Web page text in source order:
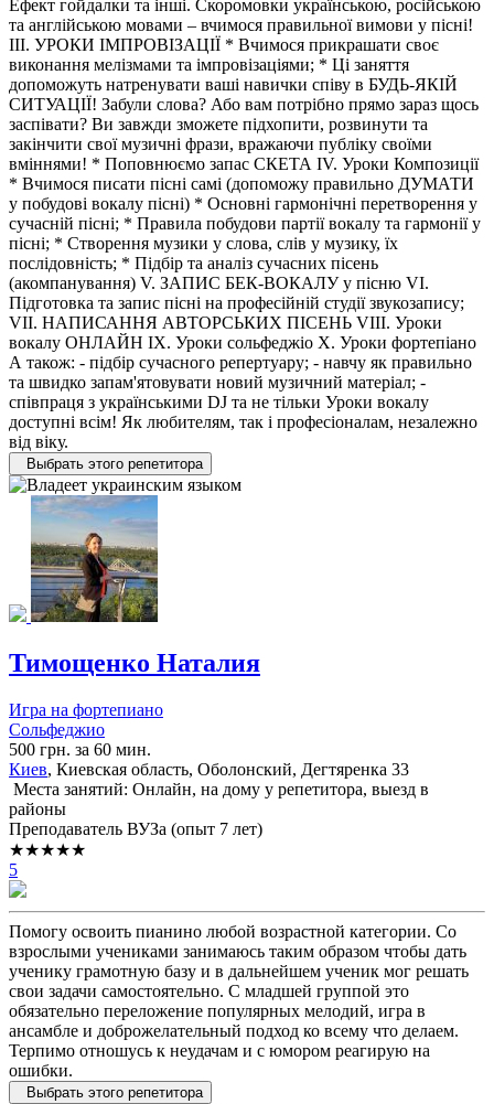
Ефект гойдалки та інші. Скоромовки українською, російською
та англійською мовами – вчимося правильної вимови у пісні!
ІІІ. УРОКИ ІМПРОВІЗАЦІЇ * Вчимося прикрашати своє
виконання мелізмами та імпровізаціями; * Ці заняття
допоможуть натренувати ваші навички співу в БУДЬ-ЯКІЙ
СИТУАЦІЇ! Забули слова? Або вам потрібно прямо зараз щось
заспівати? Ви завжди зможете підхопити, розвинути та
закінчити свої музичні фрази, вражаючи публіку своїми
вміннями! * Поповнюємо запас СКЕТА IV. Уроки Композиції
* Вчимося писати пісні самі (допоможу правильно ДУМАТИ
у побудові вокалу пісні) * Основні гармонічні перетворення у
сучасній пісні; * Правила побудови партії вокалу та гармонії у
пісні; * Створення музики у слова, слів у музику, їх
послідовність; * Підбір та аналіз сучасних пісень
(акомпанування) V. ЗАПИС БЕК-ВОКАЛУ у пісню VI.
Підготовка та запис пісні на професійній студії звукозапису;
VII. НАПИСАННЯ АВТОРСЬКИХ ПІСЕНЬ VIII. Уроки
вокалу ОНЛАЙН IX. Уроки сольфеджіо X. Уроки фортепіано
А також: - підбір сучасного репертуару; - навчу як правильно
та швидко запам'ятовувати новий музичний матеріал; -
співпраця з українськими DJ та не тільки Уроки вокалу
доступні всім! Як любителям, так і професіоналам, незалежно
від віку.
Выбрать этого репетитора
Тимощенко Наталия
Игра на фортепиано
Сольфеджио
500 грн. за 60 мин.
Киев, Киевская область, Оболонский, Дегтяренка 33
Места занятий: Онлайн, на дому у репетитора, выезд в
районы
Преподаватель ВУЗа (опыт 7 лет)
★★★★★
5
Помогу освоить пианино любой возрастной категории. Со
взрослыми учениками занимаюсь таким образом чтобы дать
ученику грамотную базу и в дальнейшем ученик мог решать
свои задачи самостоятельно. С младшей группой это
обязательно переложение популярных мелодий, игра в
ансамбле и доброжелательный подход ко всему что делаем.
Терпимо отношусь к неудачам и с юмором реагирую на
ошибки.
Выбрать этого репетитора